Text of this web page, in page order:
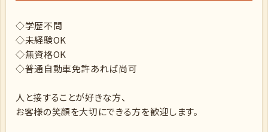
◇学歴不問
◇未経験OK
◇無資格OK
◇普通自動車免許あれば尚可
人と接することが好きな方、
お客様の笑顔を大切にできる方を歓迎します。